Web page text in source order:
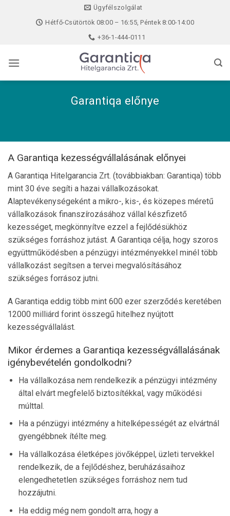
Ügyfélszolgálat
Hétfő-Csütörtök 08:00 – 16:55, Péntek 8:00-14:00
+36-1-444-0111
Garantiqa előnye
A Garantiqa kezességvállalásának előnyei
A Garantiqa Hitelgarancia Zrt. (továbbiakban: Garantiqa) több
mint 30 éve segíti a hazai vállalkozásokat.
Alaptevékenységeként a mikro-, kis-, és közepes méretű
vállalkozások finanszírozásához vállal készfizető
kezességet, megkönnyítve ezzel a fejlődésükhöz
szükséges forráshoz jutást. A Garantiqa célja, hogy szoros
együttműködésben a pénzügyi intézményekkel minél több
vállalkozást segítsen a tervei megvalósításához
szükséges forrásoz jutni.
A Garantiqa eddig több mint 600 ezer szerződés keretében
12000 milliárd forint összegű hitelhez nyújtott
kezességvállalást.
Mikor érdemes a Garantiqa kezességvállalásának
igénybevételén gondolkodni?
Ha vállalkozása nem rendelkezik a pénzügyi intézmény
által elvárt megfelelő biztosítékkal, vagy működési
múlttal.
Ha a pénzügyi intézmény a hitelképességét az elvártnál
gyengébbnek ítélte meg.
Ha vállalkozása életképes jövőképpel, üzleti tervekkel
rendelkezik, de a fejlődéshez, beruházásaihoz
elengedhetetlen szükséges forráshoz nem tud
hozzájutni.
Ha eddig még nem gondolt arra, hogy a